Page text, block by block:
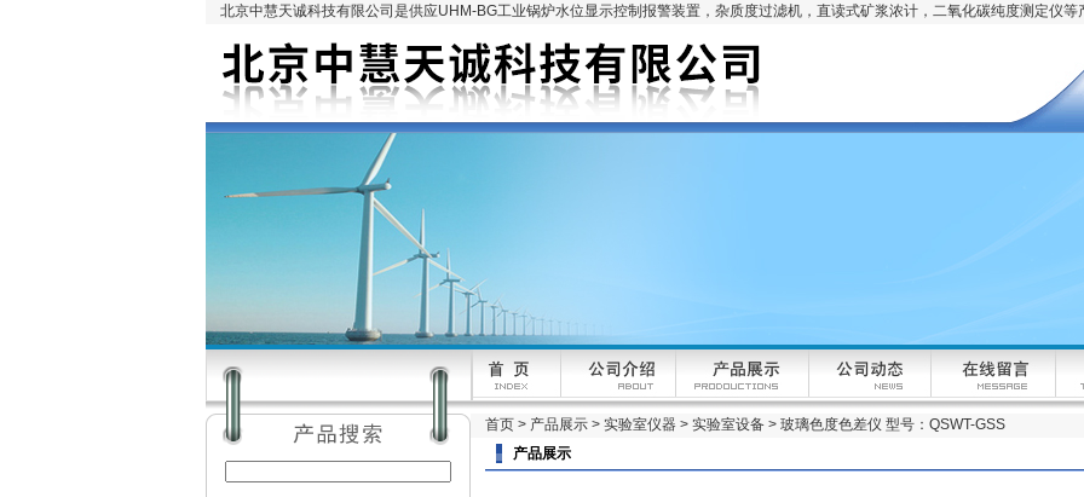
北京中慧天诚科技有限公司是供应UHM-BG工业锅炉水位显示控制报警装置，杂质度过滤机，直读式矿浆浓计，二氧化碳纯度测定仪等
首页 > 产品展示 > 实验室仪器 > 实验室设备 > 玻璃色度色差仪 型号：QSWT-GSS
产品展示